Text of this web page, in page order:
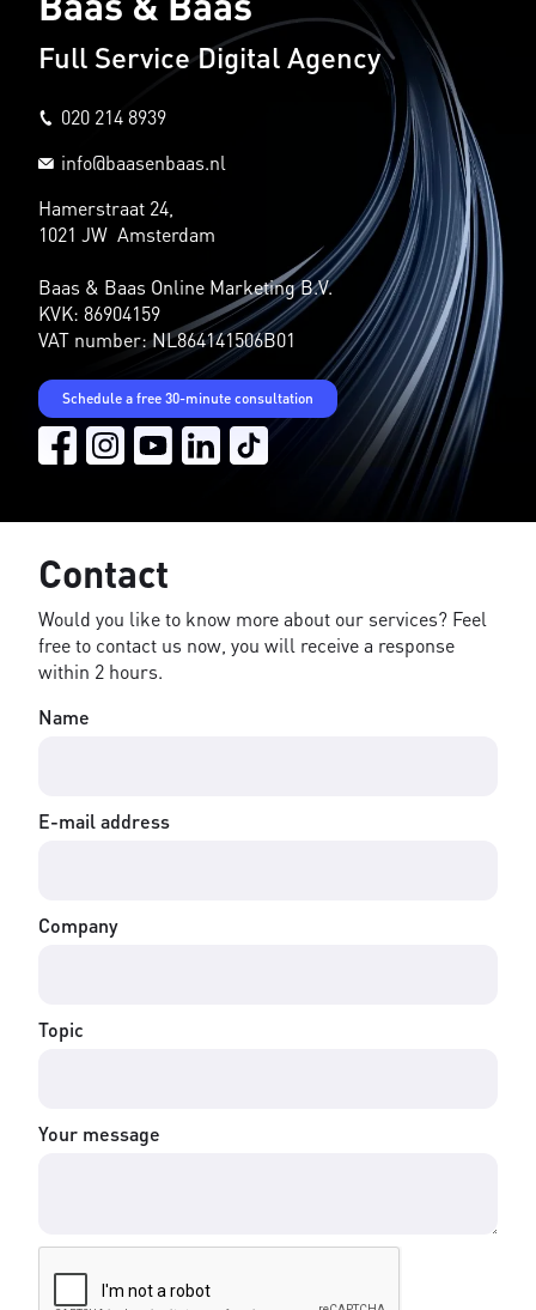
Full Service Digital Agency
020 214 8939
info@baasenbaas.nl
Hamerstraat 24,
1021 JW Amsterdam
Baas & Baas Online Marketing B.V.
KVK: 86904159
VAT number: NL864141506B01
Schedule a free 30-minute consultation
Contact
Would you like to know more about our services? Feel
free to contact us now, you will receive a response
within 2 hours.
Name
E-mail address
Company
Topic
Your message